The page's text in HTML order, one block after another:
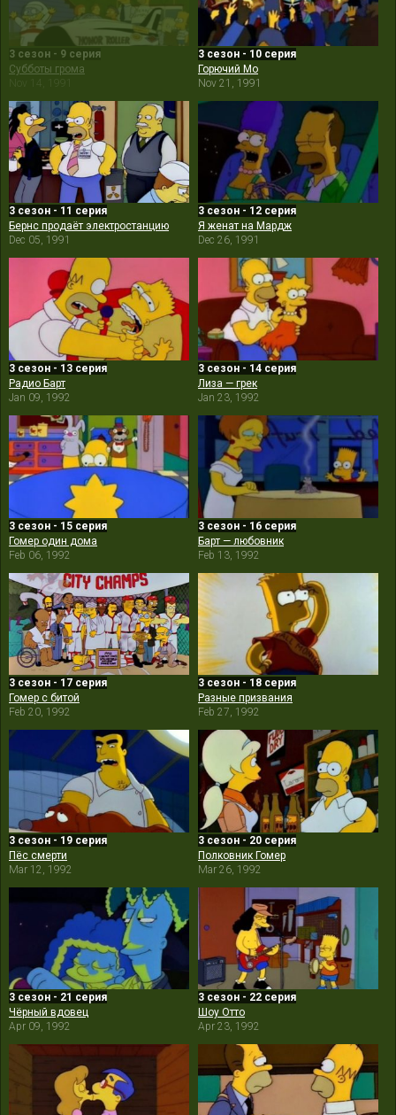
3 сезон - 9 серия
Субботы грома
Nov 14, 1991
3 сезон - 10 серия
Горючий Мо
Nov 21, 1991
3 сезон - 11 серия
Бернс продаёт электростанцию
Dec 05, 1991
3 сезон - 12 серия
Я женат на Мардж
Dec 26, 1991
3 сезон - 13 серия
Радио Барт
Jan 09, 1992
3 сезон - 14 серия
Лиза — грек
Jan 23, 1992
3 сезон - 15 серия
Гомер один дома
Feb 06, 1992
3 сезон - 16 серия
Барт — любовник
Feb 13, 1992
3 сезон - 17 серия
Гомер с битой
Feb 20, 1992
3 сезон - 18 серия
Разные призвания
Feb 27, 1992
3 сезон - 19 серия
Пёс смерти
Mar 12, 1992
3 сезон - 20 серия
Полковник Гомер
Mar 26, 1992
3 сезон - 21 серия
Чёрный вдовец
Apr 09, 1992
3 сезон - 22 серия
Шоу Отто
Apr 23, 1992